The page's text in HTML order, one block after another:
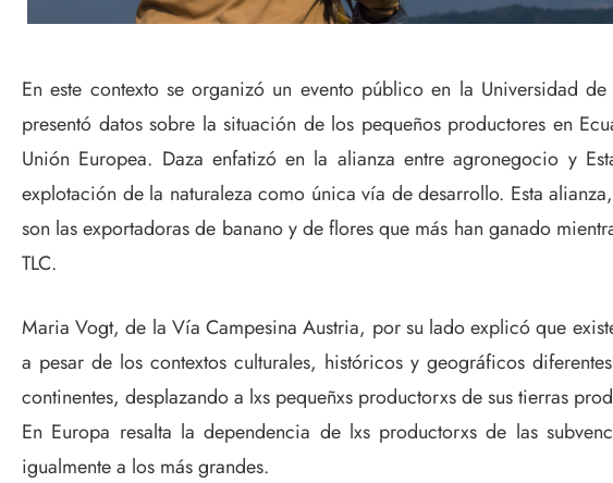
En este contexto se organizó un evento público en la Universidad
presentó datos sobre la situación de los pequeños productores en
Unión Europea. Daza enfatizó en la alianza entre agronegocio y
explotación de la naturaleza como única vía de desarrollo. Esta
son las exportadoras de banano y de flores que más han ganado
TLC.
Maria Vogt, de la Vía Campesina Austria, por su lado explicó que
a pesar de los contextos culturales, históricos y geográficos
continentes, desplazando a lxs pequeñxs productorxs de sus tierras
En Europa resalta la dependencia de lxs productorxs de las
igualmente a los más grandes.